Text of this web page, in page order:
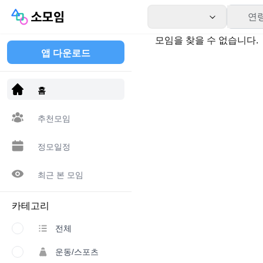
연
앱 다운로드
홈
추천모임
정모일정
최근 본 모임
카테고리
전체
운동/스포츠
모임을 찾을 수 없습니다.